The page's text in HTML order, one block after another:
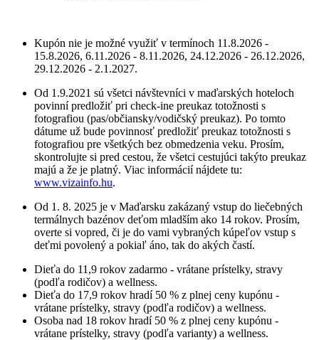
Kupón nie je možné využiť v termínoch 11.8.2026 -
15.8.2026, 6.11.2026 - 8.11.2026, 24.12.2026 - 26.12.2026,
29.12.2026 - 2.1.2027.
Od 1.9.2021 sú všetci návštevníci v maďarských hoteloch
povinní predložiť pri check-ine preukaz totožnosti s
fotografiou (pas/občiansky/vodičský preukaz). Po tomto
dátume už bude povinnosť predložiť preukaz totožnosti s
fotografiou pre všetkých bez obmedzenia veku. Prosím,
skontrolujte si pred cestou, že všetci cestujúci takýto preukaz
majú a že je platný. Viac informácií nájdete tu:
www.vizainfo.hu.
Od 1. 8. 2025 je v Maďarsku zakázaný vstup do liečebných
termálnych bazénov deťom mladším ako 14 rokov. Prosím,
overte si vopred, či je do vami vybraných kúpeľov vstup s
deťmi povolený a pokiaľ áno, tak do akých častí.
Dieťa do 11,9 rokov zadarmo - vrátane prístelky, stravy
(podľa rodičov) a wellness.
Dieťa do 17,9 rokov hradí 50 % z plnej ceny kupónu -
vrátane prístelky, stravy (podľa rodičov) a wellness.
Osoba nad 18 rokov hradí 50 % z plnej ceny kupónu -
vrátane prístelky, stravy (podľa varianty) a wellness.